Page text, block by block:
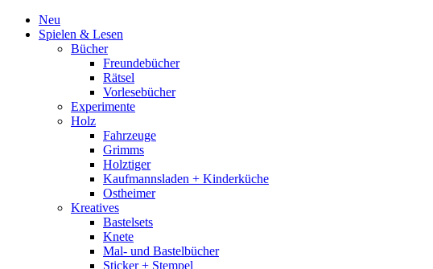
Neu
Spielen & Lesen
Bücher
Freundebücher
Rätsel
Vorlesebücher
Experimente
Holz
Fahrzeuge
Grimms
Holztiger
Kaufmannsladen + Kinderküche
Ostheimer
Kreatives
Bastelsets
Knete
Mal- und Bastelbücher
Sticker + Stempel